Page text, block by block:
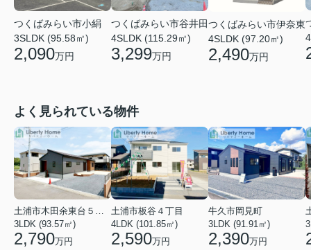
つくばみらい市小絹
3SLDK (95.58㎡)
2,090万円
つくばみらい市谷井田
4SLDK (115.29㎡)
3,299万円
つくばみらい市伊奈東
4SLDK (97.20㎡)
2,490万円
よく見られている物件
3LDK (93.57㎡)
2,790万円
土浦市板谷４丁目
4LDK (101.85㎡)
2,590万円
牛久市岡見町
3LDK (91.91㎡)
2,390万円